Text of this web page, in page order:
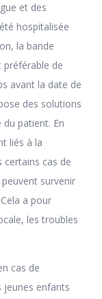
et des
hospitalisée
la bande
préférable de
avant la date de
des solutions
patient. En
liés à la
certains cas de
survenir
a pour
les troubles
cas de
jeunes enfants